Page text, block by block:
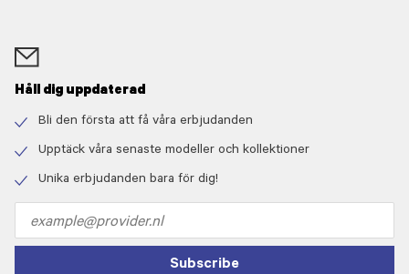
Håll dig uppdaterad
icon
Bli den första att få våra erbjudanden
icon
Upptäck våra senaste modeller och kollektioner
Unika erbjudanden bara för dig!
address
Subscribe